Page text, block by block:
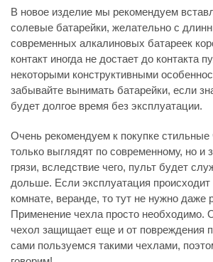
В новое изделие мы рекомендуем
солевые батарейки, желательно с
современных алкалиновых батареек
контакт иногда не достает до контакта
некоторыми конструктивными
забывайте вынимать батарейки, если
будет долгое время без эксплуатации.
Очень рекомендуем к покупке
только выглядят по современному, но и
грязи, вследствие чего, пульт будет
дольше. Если эксплуатация происходит
комнате, веранде, то тут не нужно даже
Применение чехла просто необходимо.
чехол защищает еще и от повреждения
сами пользуемся такими чехлами,